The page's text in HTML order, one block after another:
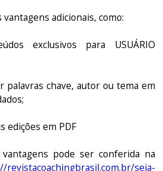
adicionais, como:
exclusivos para USUÁRIO
palavras chave, autor ou tema em
edições em PDF
pode ser conferida na
revistacoachingbrasil.com.br/seja-